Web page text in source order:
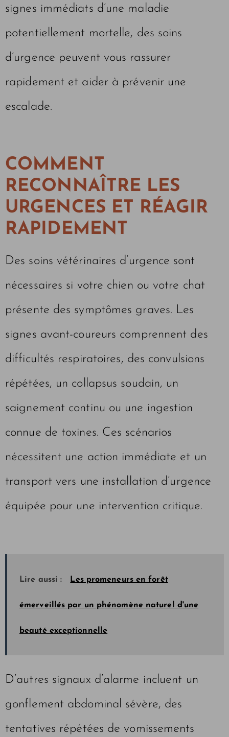
signes immédiats d’une maladie
potentiellement mortelle, des soins
d’urgence peuvent vous rassurer
rapidement et aider à prévenir une
escalade.
COMMENT
RECONNAÎTRE LES
URGENCES ET RÉAGIR
RAPIDEMENT
Des soins vétérinaires d’urgence sont
nécessaires si votre chien ou votre chat
présente des symptômes graves. Les
signes avant-coureurs comprennent des
difficultés respiratoires, des convulsions
répétées, un collapsus soudain, un
saignement continu ou une ingestion
connue de toxines. Ces scénarios
nécessitent une action immédiate et un
transport vers une installation d’urgence
équipée pour une intervention critique.
Lire aussi : Les promeneurs en forêt
émerveillés par un phénomène naturel d'une
beauté exceptionnelle
D’autres signaux d’alarme incluent un
gonflement abdominal sévère, des
tentatives répétées de vomissements